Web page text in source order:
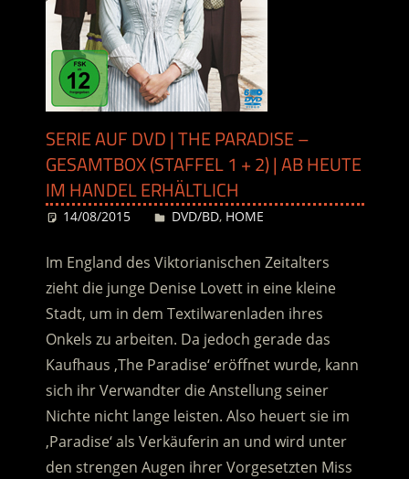
SERIE AUF DVD | THE PARADISE –
GESAMTBOX (STAFFEL 1 + 2) | AB HEUTE
IM HANDEL ERHÄLTLICH
14/08/2015 Desiree
DVD/BD, HOME
Im England des Viktorianischen Zeitalters
zieht die junge Denise Lovett in eine kleine
Stadt, um in dem Textilwarenladen ihres
Onkels zu arbeiten. Da jedoch gerade das
Kaufhaus ‚The Paradise‘ eröffnet wurde, kann
sich ihr Verwandter die Anstellung seiner
Nichte nicht lange leisten. Also heuert sie im
‚Paradise‘ als Verkäuferin an und wird unter
den strengen Augen ihrer Vorgesetzten Miss